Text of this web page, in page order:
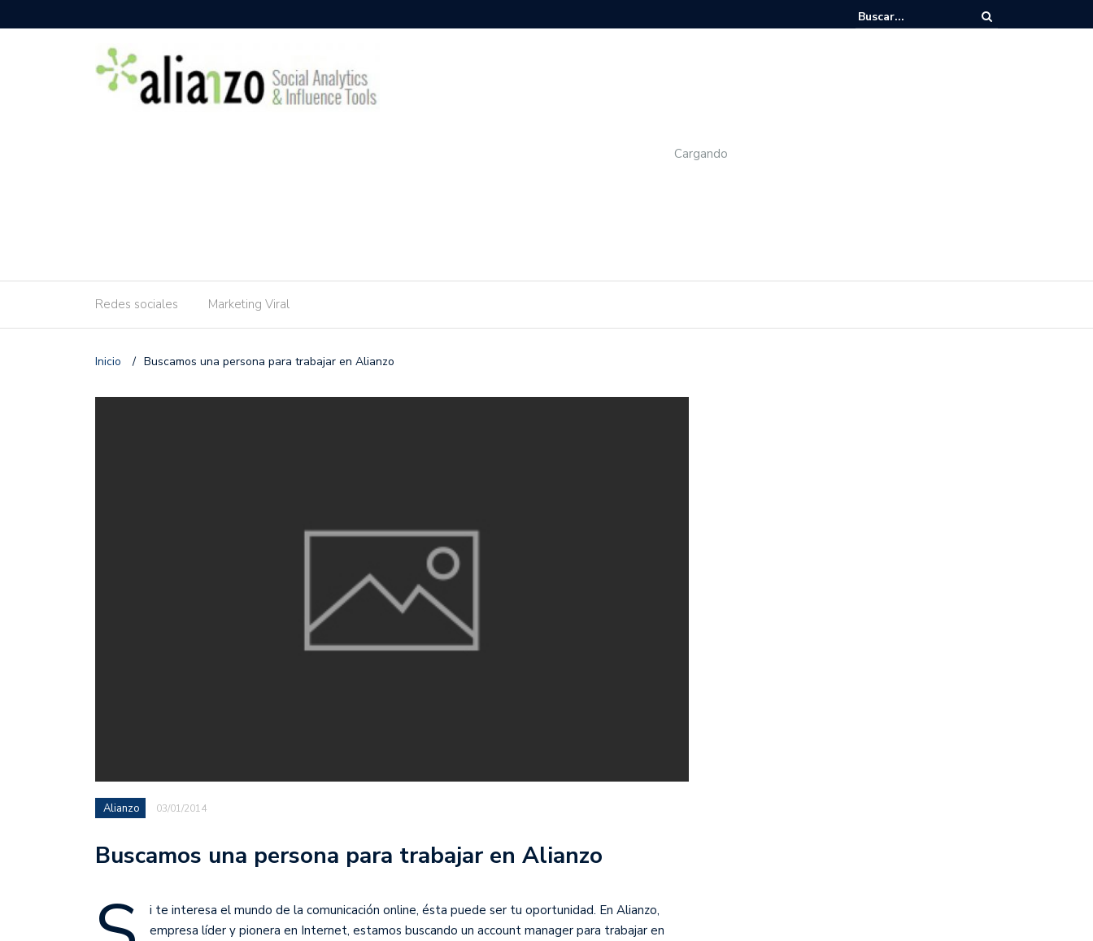
Cargando
Redes sociales Marketing Viral
Inicio / Buscamos una persona para trabajar en Alianzo
Alianzo 03/01/2014
Buscamos una persona para trabajar en Alianzo
i te interesa el mundo de la comunicación online, ésta puede ser tu oportunidad. En Alianzo,
empresa líder y pionera en Internet, estamos buscando un account manager para trabajar en